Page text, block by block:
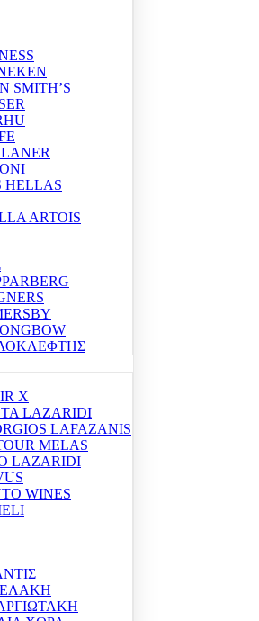
SMITH’S
HELLAS
ARTOIS
X
LAZARIDI
LAFAZANIS
MELAS
LAZARIDI
WINES